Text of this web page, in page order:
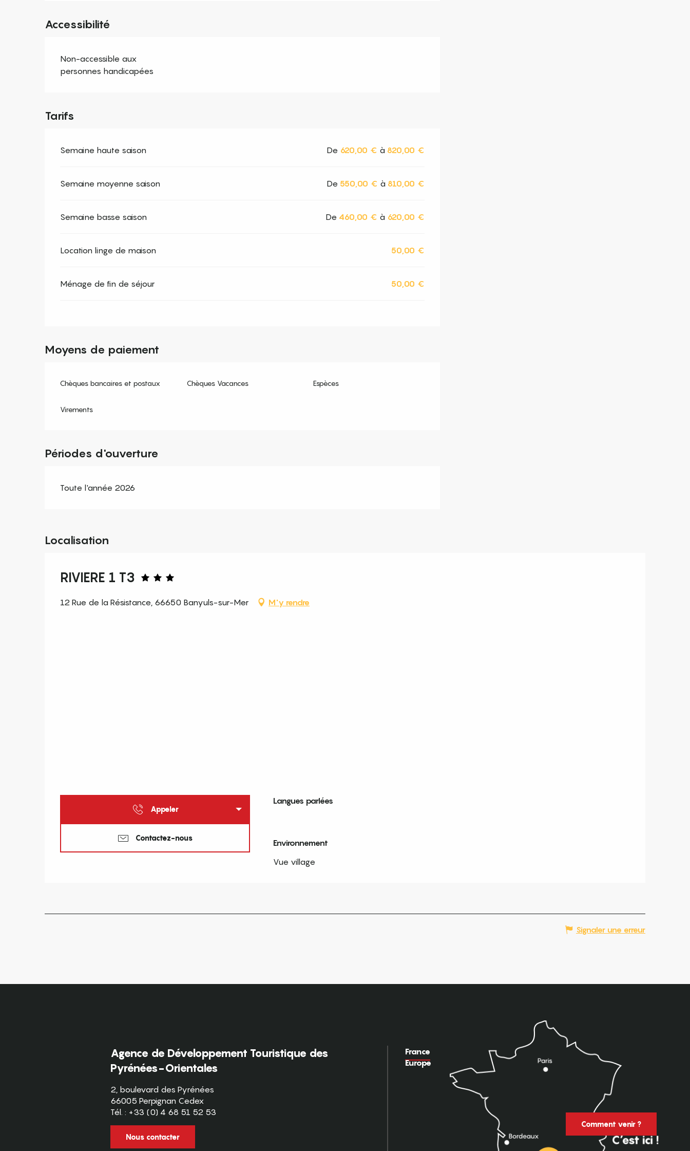
Accessibilité
Non-accessible aux
personnes handicapées
Tarifs
Semaine haute saison De 620,00 € à 820,00 €
Semaine moyenne saison De 550,00 € à 810,00 €
Semaine basse saison De 460,00 € à 620,00 €
Location linge de maison 50,00 €
Ménage de fin de séjour 50,00 €
Moyens de paiement
Chèques bancaires et postaux Chèques Vacances Espèces
Virements
Périodes d'ouverture
Toute l'année 2026
Localisation
RIVIERE 1 T3
12 Rue de la Résistance, 66650 Banyuls-sur-Mer M'y rendre
Appeler
Contactez-nous
Langues parlées
Langues parlées
Environnement
Environnement
Vue village
Signaler une erreur
Agence de Développement Touristique des
Pyrénées-Orientales
2, boulevard des Pyrénées
66005 Perpignan Cedex
Tél. : +33 (0) 4 68 51 52 53
Nous contacter
France
Europe
Comment venir ?